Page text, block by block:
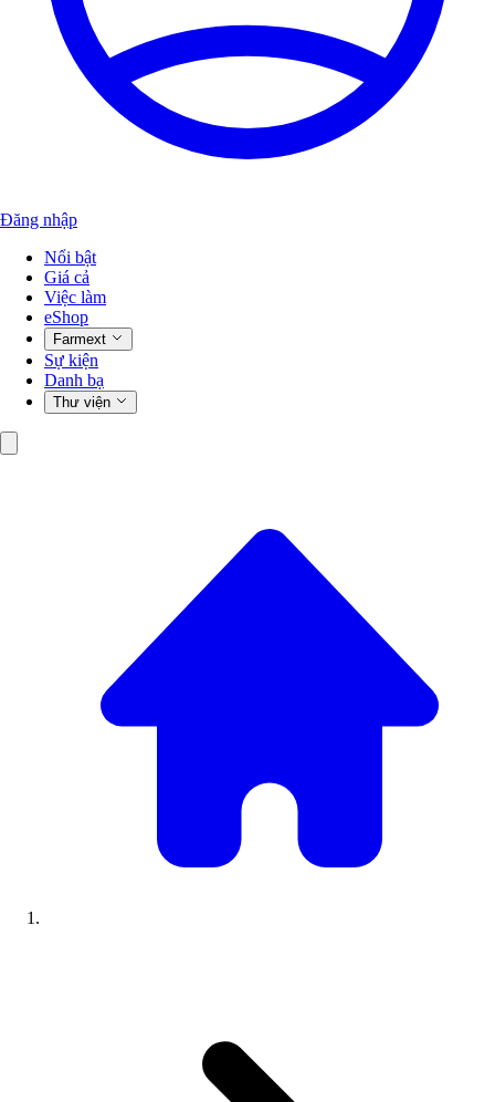
Đăng nhập
Nổi bật
Giá cả
Việc làm
eShop
Farmext
Sự kiện
Danh bạ
Thư viện